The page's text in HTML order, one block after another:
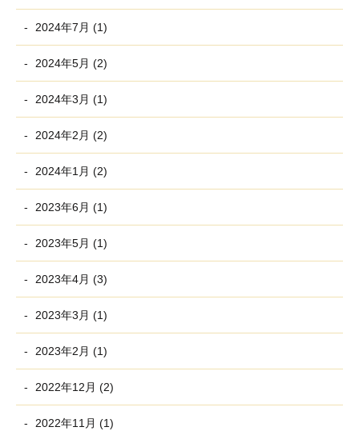
2024年7月 (1)
2024年5月 (2)
2024年3月 (1)
2024年2月 (2)
2024年1月 (2)
2023年6月 (1)
2023年5月 (1)
2023年4月 (3)
2023年3月 (1)
2023年2月 (1)
2022年12月 (2)
2022年11月 (1)